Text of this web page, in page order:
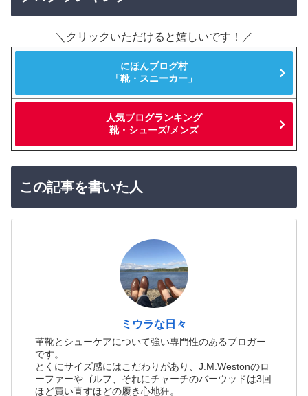
＼クリックいただけると嬉しいです！／
にほんブログ村
「靴・スニーカー」
人気ブログランキング
靴・シューズ/メンズ
この記事を書いた人
ミウラな日々
革靴とシューケアについて強い専門性のあるブロガー
です。
とくにサイズ感にはこだわりがあり、J.M.Westonのロ
ーファーやゴルフ、それにチャーチのバーウッドは3回
ほど買い直すほどの履き心地狂。